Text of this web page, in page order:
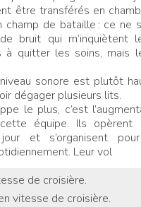
être transférés en
champ de bataille : ce ne
bruit qui m’inquiètent
à quitter les soins, mais
sonore est plutôt
dégager plusieurs lits.
le plus, c’est
équipe. Ils opèrent
et s’organisent
Leur vol
vitesse de croisière.